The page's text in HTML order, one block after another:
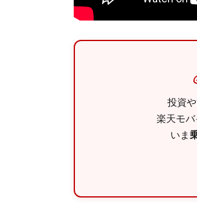
投資
楽天モ
いま